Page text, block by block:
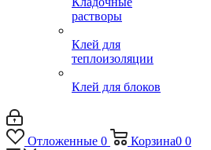
растворы
Клей для
теплоизоляции
Клей для блоков
Отложенные 0 Корзина0 0